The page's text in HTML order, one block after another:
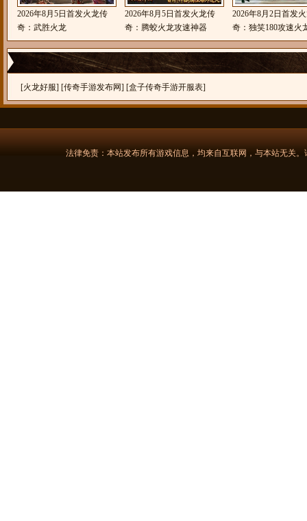
2026年8月5日首发火龙传
奇：武胜火龙
2026年8月5日首发火龙传
奇：腾蛟火龙攻速神器
2026年8月2日首发
奇：独笑180攻速火
[火龙好服] [传奇手游发布网] [盒子传奇手游开服表]
法律免责：本站发布所有游戏信息，均来自互联网，与本站无关